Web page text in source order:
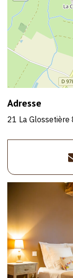
Adresse
21 La Glossetière